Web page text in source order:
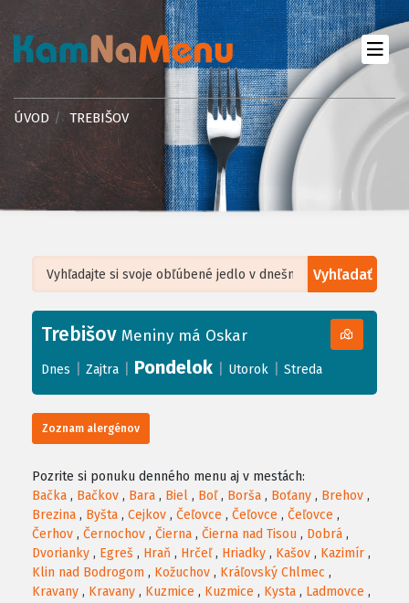
ÚVOD TREBIŠOV
Vyhľadať
+
−
Leaflet| ©OpenStreetMap, Tiles courtesy ofHumanitarian OpenStreetMap
Trebišov Meniny má Oskar
Dnes Zajtra Pondelok Utorok Streda
Zoznam alergénov
Pozrite si ponuku denného menu aj v mestách:
Bačka , Bačkov , Bara , Biel , Boľ, Borša , Boťany , Brehov ,
Brezina , Byšta , Cejkov , Čeľovce , Čeľovce , Čeľovce ,
Čerhov , Černochov , Čierna , Čierna nad Tisou , Dobrá ,
Dvorianky , Egreš , Hraň , Hrčeľ, Hriadky , Kašov , Kazimír ,
Klin nad Bodrogom , Kožuchov , Kráľovský Chlmec ,
Kravany , Kravany , Kuzmice , Kuzmice , Kysta , Ladmovce ,